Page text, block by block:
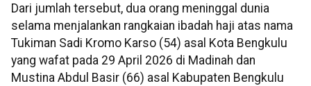
Dari jumlah tersebut, dua orang meninggal dunia
selama menjalankan rangkaian ibadah haji atas nama
Tukiman Sadi Kromo Karso (54) asal Kota Bengkulu
yang wafat pada 29 April 2026 di Madinah dan
Mustina Abdul Basir (66) asal Kabupaten Bengkulu